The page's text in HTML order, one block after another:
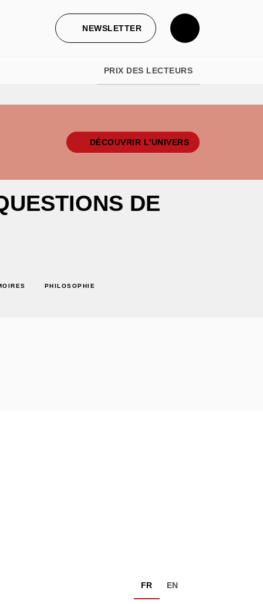
NEWSLETTER
PRIX DES LECTEURS
DÉCOUVRIR L'UNIVERS
DE
PHILOSOPHIE
FR EN